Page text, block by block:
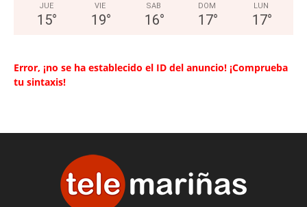
JUE
15°
VIE
19°
SAB
16°
DOM
17°
LUN
17°
Error, ¡no se ha establecido el ID del anuncio! ¡Comprueba
tu sintaxis!